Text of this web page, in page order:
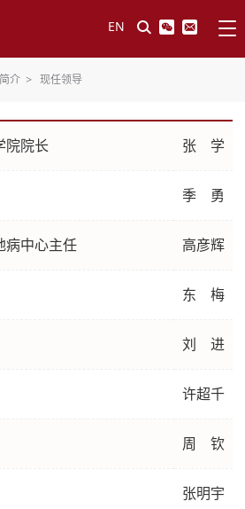
EN
介 > 现任领导
院院长 张 学
季 勇
病中心主任 高彦辉
东 梅
刘 进
许超千
周 钦
张明宇